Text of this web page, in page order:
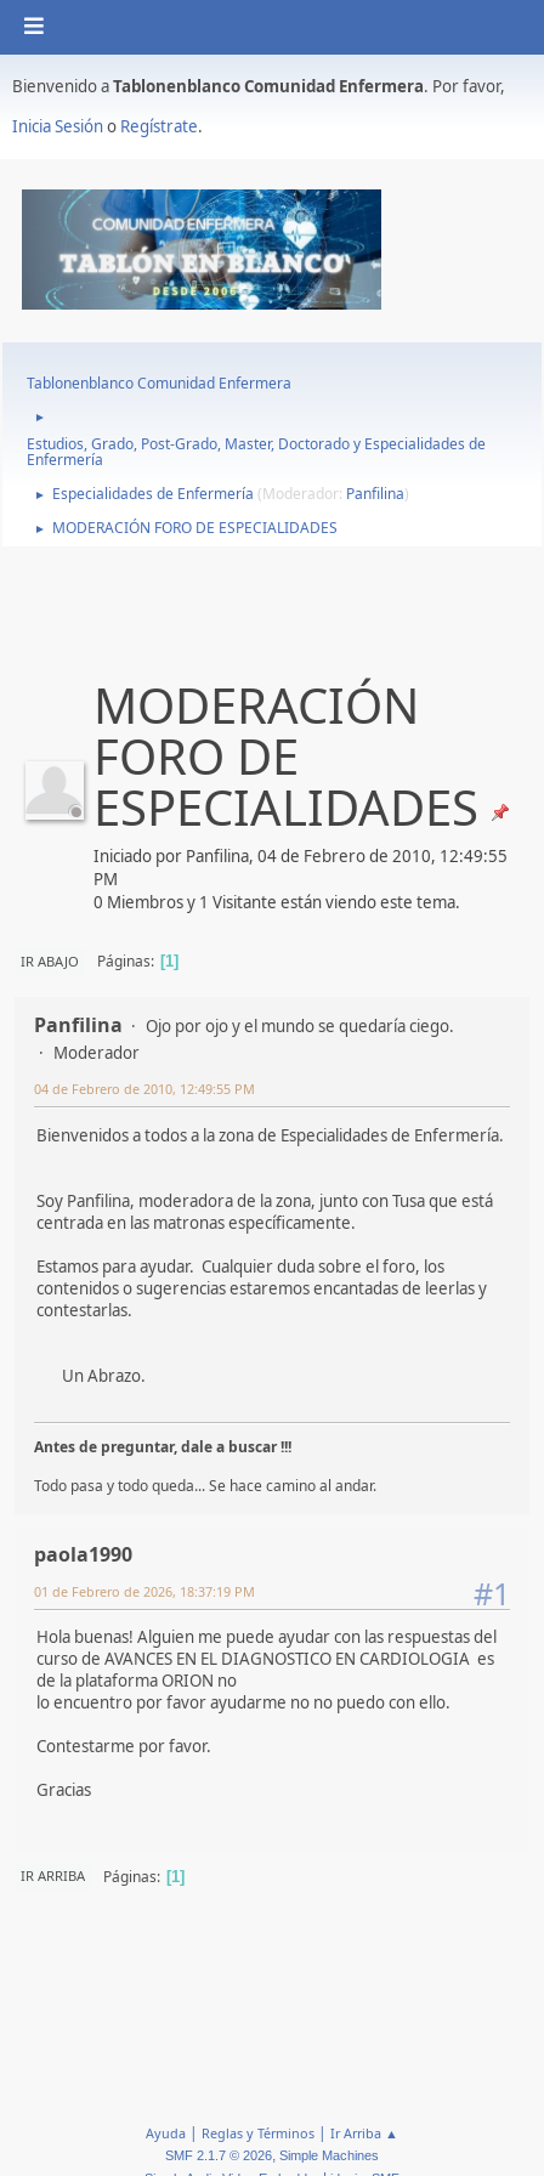
Bienvenido aTablonenblanco Comunidad Enfermera. Por favor,
Inicia Sesióno Regístrate.
Tablonenblanco Comunidad Enfermera
►
Estudios, Grado, Post-Grado, Master, Doctorado y Especialidades de
Enfermería
► Especialidades de Enfermería (Moderador: Panfilina)
► MODERACIÓN FORO DE ESPECIALIDADES
MODERACIÓN
FORO DE
ESPECIALIDADES
Iniciado por Panfilina, 04 de Febrero de 2010, 12:49:55
PM
0 Miembros y 1 Visitante están viendo este tema.
IR ABAJO Páginas 1
Panfilina
Ojo por ojo y el mundo se quedaría ciego.
Moderador
04 de Febrero de 2010, 12:49:55 PM
Bienvenidos a todos a la zona de Especialidades de Enfermería.
Soy Panfilina, moderadora de la zona, junto con Tusa que está
centrada en las matronas específicamente.
Estamos para ayudar. Cualquier duda sobre el foro, los
contenidos o sugerencias estaremos encantadas de leerlas y
contestarlas.
Un Abrazo.
Antes de preguntar, dale a buscar !!!
Todo pasa y todo queda... Se hace camino al andar.
paola1990
#1
01 de Febrero de 2026, 18:37:19 PM
Hola buenas! Alguien me puede ayudar con las respuestas del
curso de AVANCES EN EL DIAGNOSTICO EN CARDIOLOGIA es
de la plataforma ORION no
lo encuentro por favor ayudarme no no puedo con ello.
Contestarme por favor.
Gracias
IR ARRIBA Páginas 1
Ayuda | Reglas y Términos | Ir Arriba ▲
SMF 2.1.7 © 2026, Simple Machines